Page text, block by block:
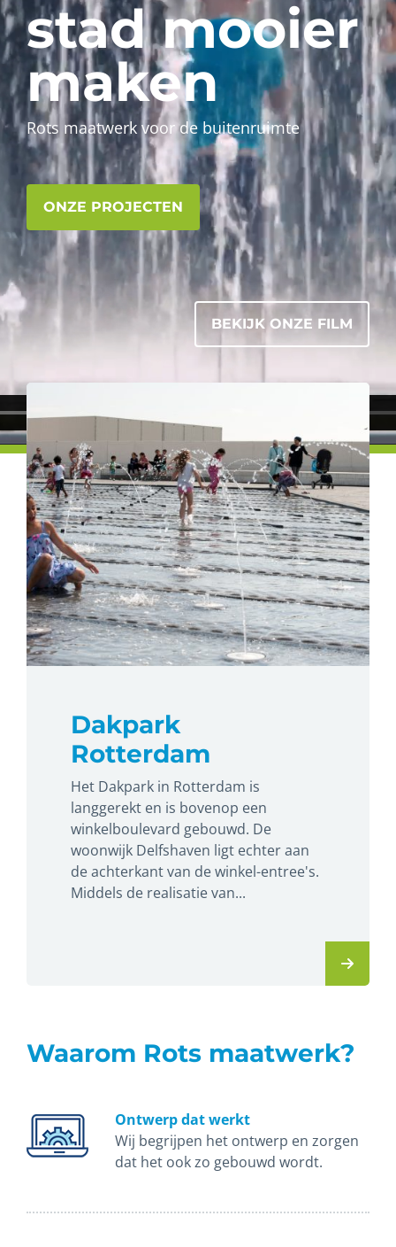
stad mooier
maken
Rots maatwerk voor de buitenruimte
ONZE PROJECTEN
BEKIJK ONZE FILM
Dakpark
Rotterdam
Het Dakpark in Rotterdam is
langgerekt en is bovenop een
winkelboulevard gebouwd. De
woonwijk Delfshaven ligt echter aan
de achterkant van de winkel-entree's.
Middels de realisatie van...
Waarom Rots maatwerk?
Ontwerp dat werkt
Wij begrijpen het ontwerp en zorgen
dat het ook zo gebouwd wordt.